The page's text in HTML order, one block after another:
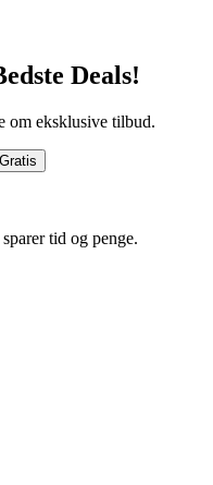
Deals!
om eksklusive tilbud.
tid og penge.